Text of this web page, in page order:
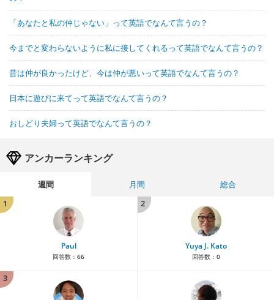
「あなたと私の仲じゃない」って英語でなんて言うの？
今までと変わらないように私に接してくれるって英語でなんて言うの？
昔は仲が良かったけど、今は仲が悪いって英語でなんて言うの？
日本に遊びに来てって英語でなんて言うの？
おしどり夫婦って英語でなんて言うの？
アンカーランキング
週間 月間
総合
1
Paul
回答数： 66
2
Yuya J. Kato
回答数： 0
3